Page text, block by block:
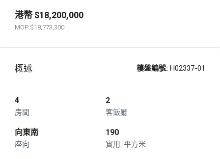
$18,200,000
$18,773,300
概述 樓盤編號: H02337-01
4
房間
2
客飯廳
向東南
座向
190
平方米